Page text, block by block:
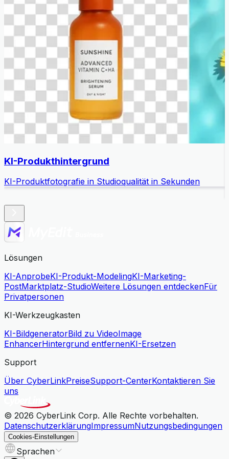
KI-Produkthintergrund
KI-Produktfotografie in Studioqualität in Sekunden
Lösungen
KI-AnprobeKI-Produkt-ModelingKI-Marketing-
PostMarktplatz-StudioWeitere Lösungen entdeckenFür
Privatpersonen
KI-Werkzeugkasten
KI-BildgeneratorBild zu VideoImage
EnhancerHintergrund entfernenKI-Ersetzen
Support
Über CyberLinkPreiseSupport-CenterKontaktieren Sie
uns
© 2026 CyberLink Corp. Alle Rechte vorbehalten.
DatenschutzerklärungImpressumNutzungsbedingungen
Cookies-Einstellungen
Sprachen